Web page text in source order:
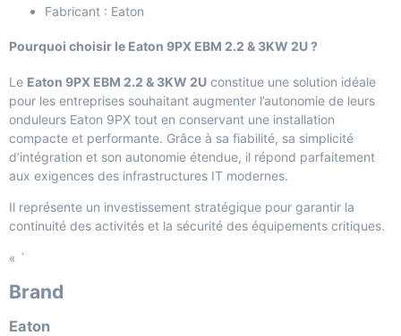
Fabricant : Eaton
Pourquoi choisir le Eaton 9PX EBM 2.2 & 3KW 2U ?
Le Eaton 9PX EBM 2.2 & 3KW 2U constitue une solution idéale
pour les entreprises souhaitant augmenter l’autonomie de leurs
onduleurs Eaton 9PX tout en conservant une installation
compacte et performante. Grâce à sa fiabilité, sa simplicité
d’intégration et son autonomie étendue, il répond parfaitement
aux exigences des infrastructures IT modernes.
Il représente un investissement stratégique pour garantir la
continuité des activités et la sécurité des équipements critiques.
« `
Brand
Eaton